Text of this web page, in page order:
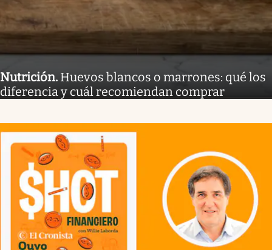
Nutrición. Huevos blancos o marrones: qué los
diferencia y cuál recomiendan comprar